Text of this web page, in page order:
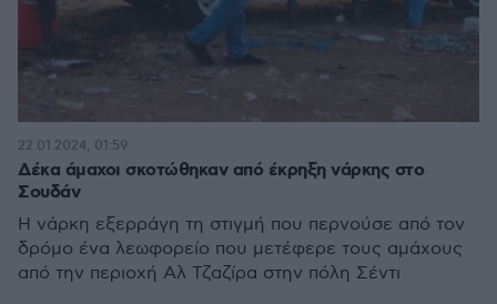
Δέκα άμαχοι σκοτώθηκαν από έκρηξη νάρκης στο
Σουδάν
Η νάρκη εξερράγη τη στιγμή που περνούσε από τον
δρόμο ένα λεωφορείο που μετέφερε τους αμάχους
από την περιοχή Αλ Τζαζίρα στην πόλη Σέντι
22.01.2024, 01:59